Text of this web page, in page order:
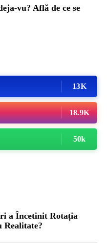
vu? Află de ce se
13K
18.9K
50k
a Încetinit Rotația
Realitate?